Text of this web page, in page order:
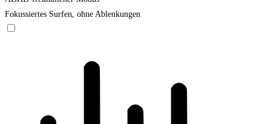
Fokussiertes Surfen, ohne Ablenkungen